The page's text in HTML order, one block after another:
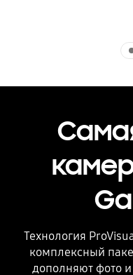
Технология
комплексный
дополняют фото